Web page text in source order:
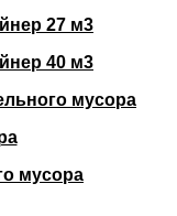
27 м3
40 м3
мусора
мусора